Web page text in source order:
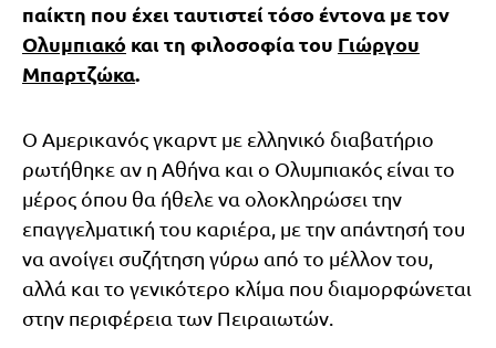
παίκτη που έχει ταυτιστεί τόσο έντονα με τον
Ολυμπιακό και τη φιλοσοφία του Γιώργου
Μπαρτζώκα.
Ο Αμερικανός γκαρντ με ελληνικό διαβατήριο
ρωτήθηκε αν η Αθήνα και ο Ολυμπιακός είναι το
μέρος όπου θα ήθελε να ολοκληρώσει την
επαγγελματική του καριέρα, με την απάντησή του
να ανοίγει συζήτηση γύρω από το μέλλον του,
αλλά και το γενικότερο κλίμα που διαμορφώνεται
στην περιφέρεια των Πειραιωτών.